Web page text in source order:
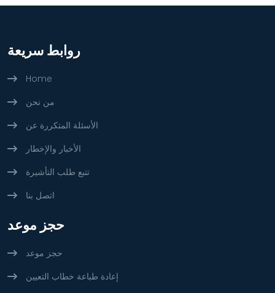
روابط سريعة
Home
من نحن
الأسئلة المتكررة عن
الأخبار والإخطار
تتبع طلب التأشيرة
اتصل بنا
حجز موعد
حجز موعد
إعادة طباعة خطاب التعيين